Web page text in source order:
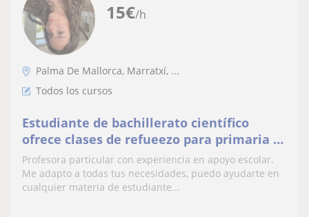
15€/h
Palma De Mallorca, Marratxí, ...
Todos los cursos
Estudiante de bachillerato científico
ofrece clases de refueezo para primaria y
ESO
Profesora particular con experiencia en apoyo escolar.
Me adapto a todas tus necesidades, puedo ayudarte en
cualquier materia de estudiante...